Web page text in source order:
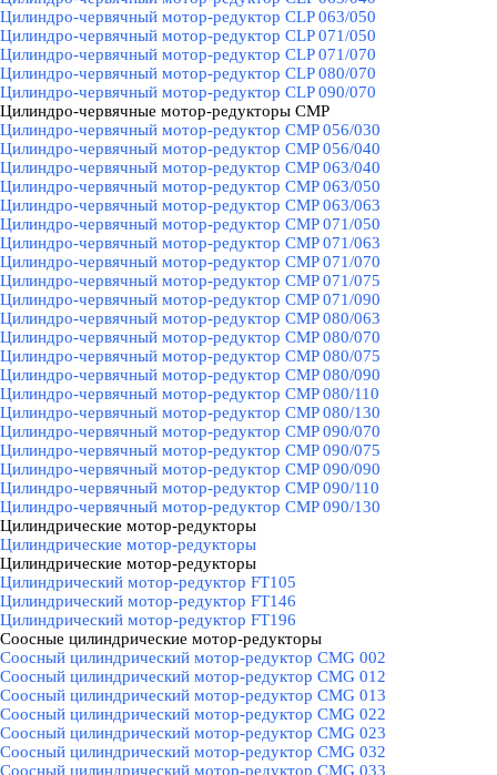
Цилиндро-червячный мотор-редуктор CLP 063/050
Цилиндро-червячный мотор-редуктор CLP 071/050
Цилиндро-червячный мотор-редуктор CLP 071/070
Цилиндро-червячный мотор-редуктор CLP 080/070
Цилиндро-червячный мотор-редуктор CLP 090/070
Цилиндро-червячные мотор-редукторы CMP
Цилиндро-червячный мотор-редуктор CMP 056/030
Цилиндро-червячный мотор-редуктор CMP 056/040
Цилиндро-червячный мотор-редуктор CMP 063/040
Цилиндро-червячный мотор-редуктор CMP 063/050
Цилиндро-червячный мотор-редуктор CMP 063/063
Цилиндро-червячный мотор-редуктор CMP 071/050
Цилиндро-червячный мотор-редуктор CMP 071/063
Цилиндро-червячный мотор-редуктор CMP 071/070
Цилиндро-червячный мотор-редуктор CMP 071/075
Цилиндро-червячный мотор-редуктор CMP 071/090
Цилиндро-червячный мотор-редуктор CMP 080/063
Цилиндро-червячный мотор-редуктор CMP 080/070
Цилиндро-червячный мотор-редуктор CMP 080/075
Цилиндро-червячный мотор-редуктор CMP 080/090
Цилиндро-червячный мотор-редуктор CMP 080/110
Цилиндро-червячный мотор-редуктор CMP 080/130
Цилиндро-червячный мотор-редуктор CMP 090/070
Цилиндро-червячный мотор-редуктор CMP 090/075
Цилиндро-червячный мотор-редуктор CMP 090/090
Цилиндро-червячный мотор-редуктор CMP 090/110
Цилиндро-червячный мотор-редуктор CMP 090/130
Цилиндрические мотор-редукторы
Цилиндрические мотор-редукторы
Цилиндрические мотор-редукторы
Цилиндрический мотор-редуктор FT105
Цилиндрический мотор-редуктор FT146
Цилиндрический мотор-редуктор FT196
Соосные цилиндрические мотор-редукторы
Соосный цилиндрический мотор-редуктор CMG 002
Соосный цилиндрический мотор-редуктор CMG 012
Соосный цилиндрический мотор-редуктор CMG 013
Соосный цилиндрический мотор-редуктор CMG 022
Соосный цилиндрический мотор-редуктор CMG 023
Соосный цилиндрический мотор-редуктор CMG 032
Соосный цилиндрический мотор-редуктор CMG 033